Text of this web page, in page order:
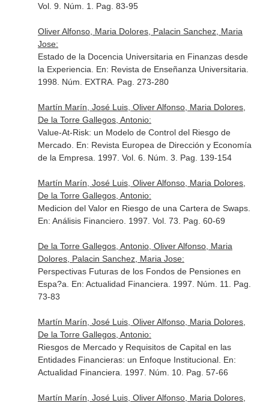
Vol. 9. Núm. 1. Pag. 83-95
Oliver Alfonso, Maria Dolores, Palacin Sanchez, Maria
Jose:
Estado de la Docencia Universitaria en Finanzas desde
la Experiencia. En: Revista de Enseñanza Universitaria
1998. Núm. EXTRA. Pag. 273-280
Martín Marín, José Luis, Oliver Alfonso, Maria Dolores,
De la Torre Gallegos, Antonio:
Value-At-Risk: un Modelo de Control del Riesgo de
Mercado. En: Revista Europea de Dirección y Economía
de la Empresa . 1997. Vol. 6. Núm. 3. Pag. 139-154
Martín Marín, José Luis, Oliver Alfonso, Maria Dolores,
De la Torre Gallegos, Antonio:
Medicion del Valor en Riesgo de una Cartera de Swaps.
En: Análisis Financiero. 1997. Vol. 73. Pag. 60-69
De la Torre Gallegos, Antonio, Oliver Alfonso, Maria
Dolores, Palacin Sanchez, Maria Jose:
Perspectivas Futuras de los Fondos de Pensiones en
Espa?a. En: Actualidad Financiera . 1997. Núm. 11. Pag.
73-83
Martín Marín, José Luis, Oliver Alfonso, Maria Dolores,
De la Torre Gallegos, Antonio:
Riesgos de Mercado y Requisitos de Capital en las
Entidades Financieras: un Enfoque Institucional. En:
Actualidad Financiera . 1997. Núm. 10. Pag. 57-66
Martín Marín, José Luis, Oliver Alfonso, Maria Dolores,